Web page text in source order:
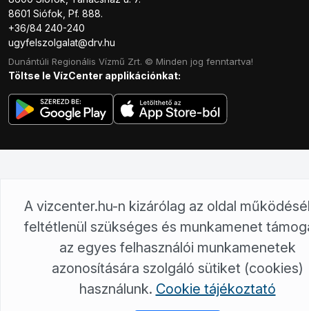
8601 Siófok, Pf. 888.
+36/84 240-240
ugyfelszolgalat@drv.hu
Dunántúli Regionális Vízmű Zrt. © Minden jog fenntartva!
Töltse le VízCenter applikációnkat:
A vizcenter.hu-n kizárólag az oldal
feltétlenül szükséges és munkamenet
az egyes felhasználói munkamenetek
azonosítására szolgáló sütiket (cookies)
használunk. Cookie tájékoztató